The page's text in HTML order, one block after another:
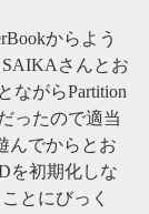
からよう
SAIKAさんとお
ながらPartition
ったので適当
んでからとお
を初期化しな
とにびっく